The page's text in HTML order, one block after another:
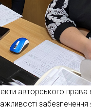
авторського права